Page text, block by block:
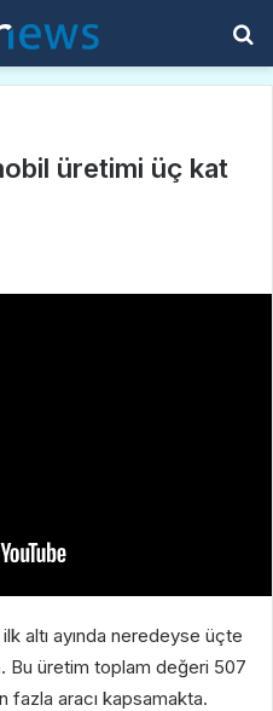
üretimi üç kat
altı ayında neredeyse üçte
Bu üretim toplam değeri 507
fazla aracı kapsamakta.